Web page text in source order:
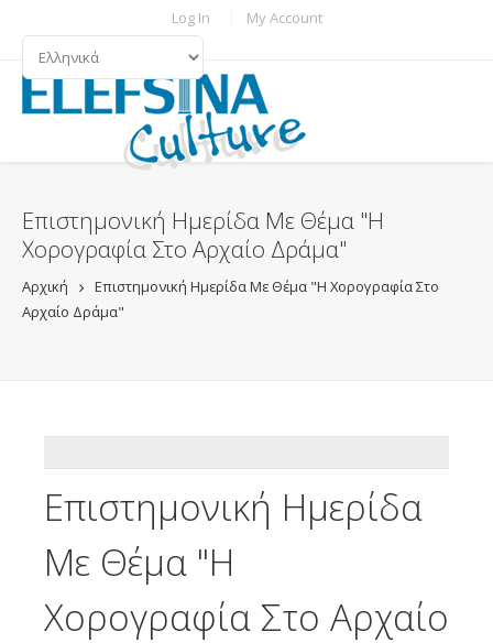
Παράκαμψη προς το κυρίως περιεχόμενο
Log In My Account
ΓΛΏΣΣΕΣ
Επιστημονική Ημερίδα Με Θέμα "Η
Χορογραφία Στο Αρχαίο Δράμα"
Αρχική
Επιστημονική Ημερίδα Με Θέμα "Η Χορογραφία Στο
Αρχαίο Δράμα"
Επιστημονική Ημερίδα
Με Θέμα "Η
Χορογραφία Στο Αρχαίο